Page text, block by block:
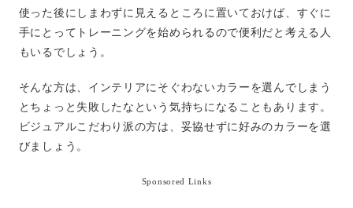
使った後にしまわずに見えるところに置いておけば、すぐに
手にとってトレーニングを始められるので便利だと考える人
もいるでしょう。
そんな方は、インテリアにそぐわないカラーを選んでしまう
とちょっと失敗したなという気持ちになることもあります。
ビジュアルこだわり派の方は、妥協せずに好みのカラーを選
びましょう。
Sponsored Links